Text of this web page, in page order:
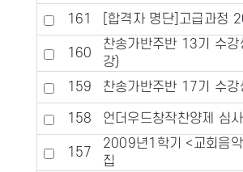
161 [합격자 명단]고급과정
160
찬송가반주반 13기 수강
강)
159
찬송가반주반 17기 수강
158 언더우드창작찬양제 심
157
2009년1학기 <교회음악
집